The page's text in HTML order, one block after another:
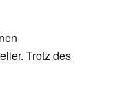
Trotz des